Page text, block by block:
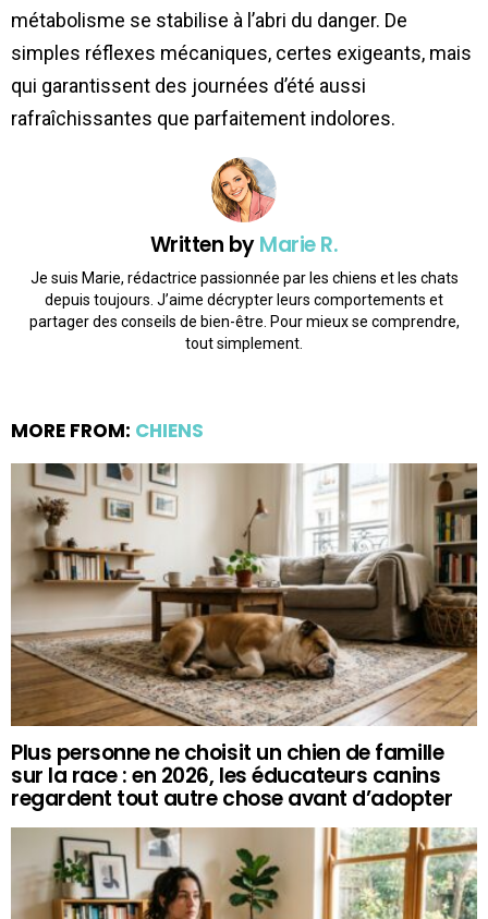
métabolisme se stabilise à l’abri du danger. De
simples réflexes mécaniques, certes exigeants, mais
qui garantissent des journées d’été aussi
rafraîchissantes que parfaitement indolores.
Written byMarie R.
Je suis Marie, rédactrice passionnée par les chiens et les chats
depuis toujours. J’aime décrypter leurs comportements et
partager des conseils de bien-être. Pour mieux se comprendre,
tout simplement.
MORE FROM: CHIENS
Plus personne ne choisit un chien de famille
sur la race : en 2026, les éducateurs canins
regardent tout autre chose avant d’adopter